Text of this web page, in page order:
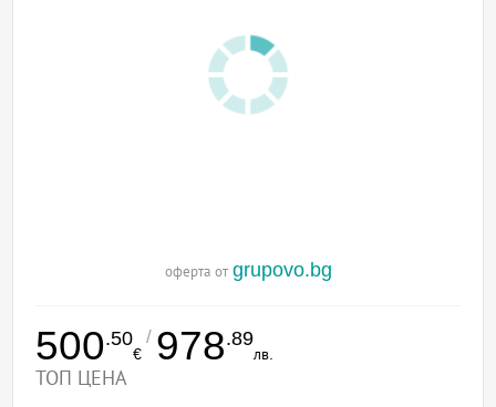
оферта от grupovo.bg
500.50
€
/ 978.89
лв.
ТОП ЦЕНА